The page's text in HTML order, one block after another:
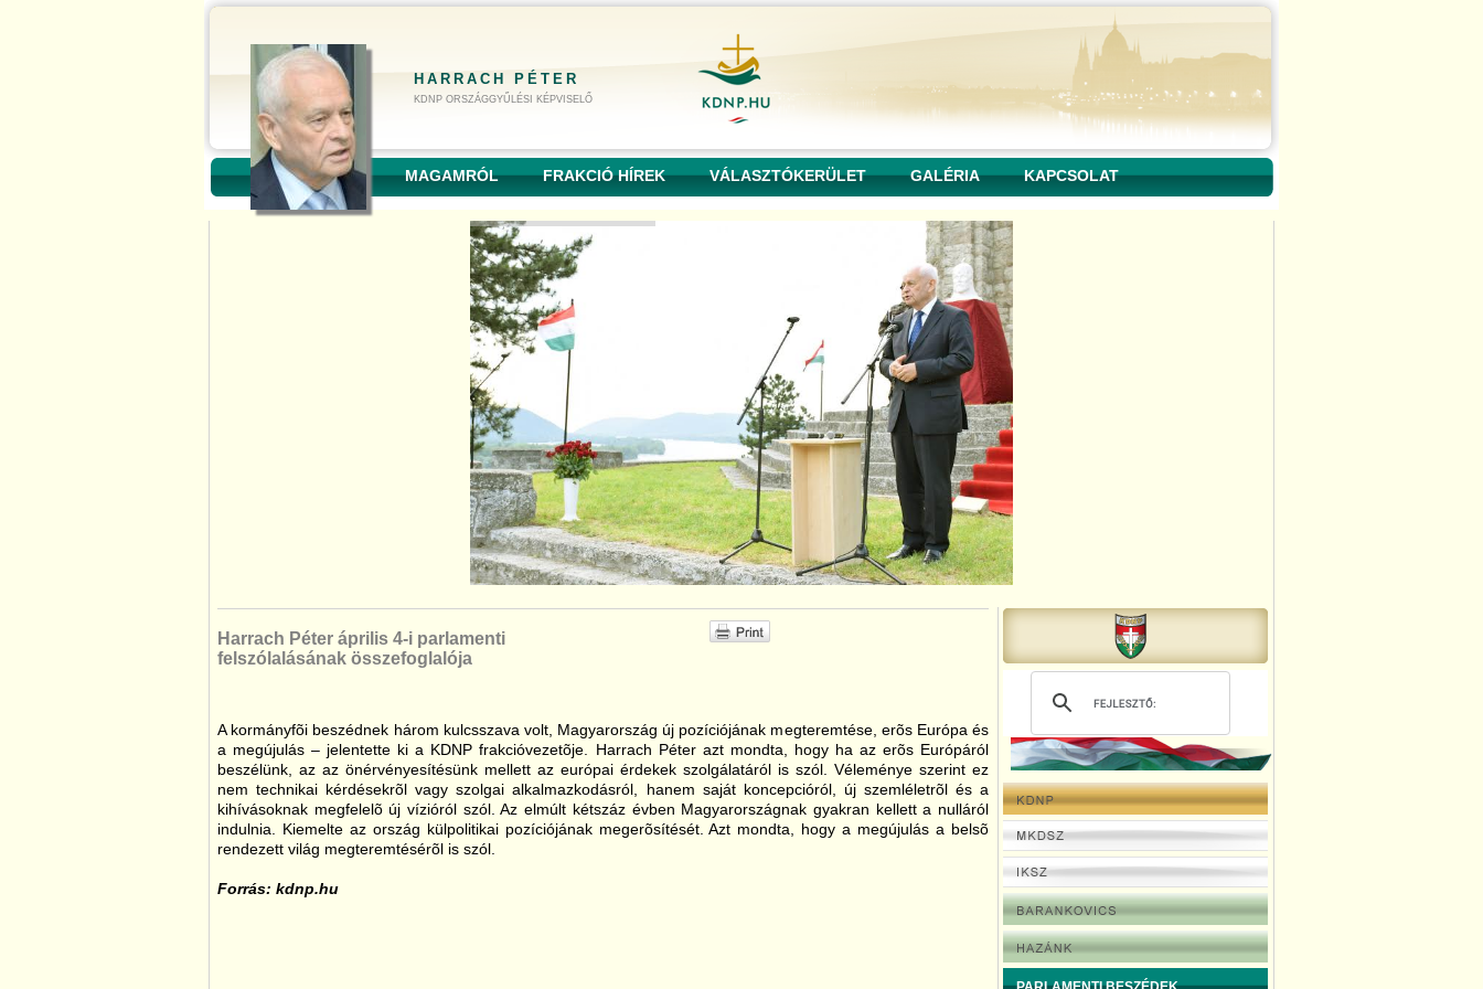
HARRACH PÉTER
KDNP ORSZÁGGYŰLÉSI KÉPVISELŐ
MAGAMRÓL FRAKCIÓ HÍREK VÁLASZTÓKERÜLET GALÉRIA KAPCSOLAT
Harrach Péter április 4-i parlamenti
felszólalásának összefoglalója
A kormányfõi beszédnek három kulcsszava volt, Magyarország új pozíciójának megteremtése, erõs Európa és
a megújulás – jelentette ki a KDNP frakcióvezetõje. Harrach Péter azt mondta, hogy ha az erõs Európáról
beszélünk, az az önérvényesítésünk mellett az európai érdekek szolgálatáról is szól. Véleménye szerint ez
nem technikai kérdésekrõl vagy szolgai alkalmazkodásról, hanem saját koncepcióról, új szemléletrõl és a
kihívásoknak megfelelõ új vízióról szól. Az elmúlt kétszáz évben Magyarországnak gyakran kellett a nulláról
indulnia. Kiemelte az ország külpolitikai pozíciójának megerõsítését. Azt mondta, hogy a megújulás a belsõ
rendezett világ megteremtésérõl is szól.
Forrás: kdnp.hu